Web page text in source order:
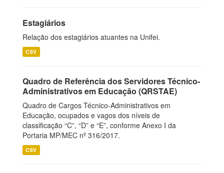
Estagiários
Relação dos estagiários atuantes na Unifei.
CSV
Quadro de Referência dos Servidores Técnico-
Administrativos em Educação (QRSTAE)
Quadro de Cargos Técnico-Administrativos em
Educação, ocupados e vagos dos níveis de
classificação “C”, “D” e “E”, conforme Anexo I da
Portaria MP/MEC nº 316/2017.
CSV